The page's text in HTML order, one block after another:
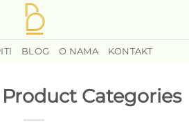
BLOG O NAMA KONTAKT
Categories